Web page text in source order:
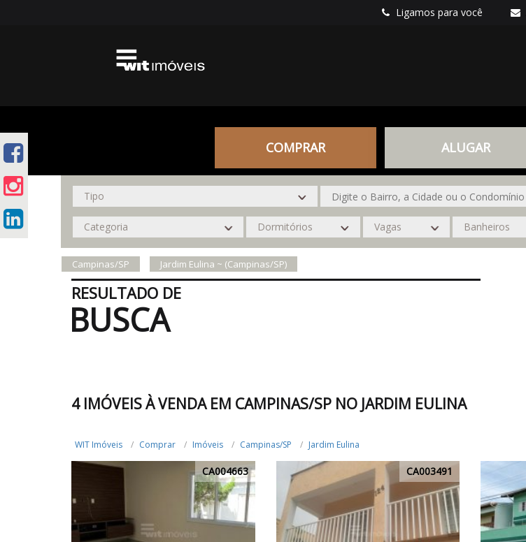
Ligamos para você
COMPRAR ALUGAR
Campinas/SP Jardim Eulina ~ (Campinas/SP)
RESULTADO DE
BUSCA
4 IMÓVEIS À VENDA EM CAMPINAS/SP NO JARDIM EULINA
WIT Imóveis Comprar Imóveis Campinas/SP Jardim Eulina
CA004663 CA003491